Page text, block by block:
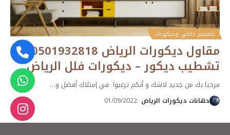
تصميم داخلي وديكورات
مقاول ديكورات الرياض 0501932818 –
تشطيب ديكور – ديكورات فلل الرياض
مرحبا بك من جديد لاشك و أنكم ترغبوا في إمتلاك أفضل و…
دهانات ديكورات الرياض 01/09/2022